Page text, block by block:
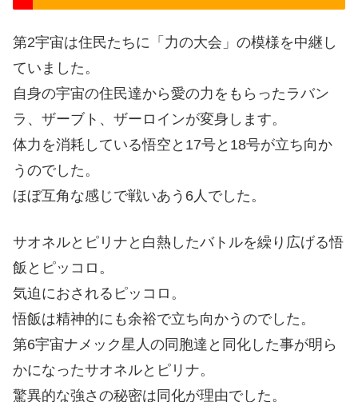
第2宇宙は住民たちに「力の大会」の模様を中継し
ていました。
自身の宇宙の住民達から愛の力をもらったラバン
ラ、ザーブト、ザーロインが変身します。
体力を消耗している悟空と17号と18号が立ち向か
うのでした。
ほぼ互角な感じで戦いあう6人でした。
サオネルとピリナと白熱したバトルを繰り広げる悟
飯とピッコロ。
気迫におされるピッコロ。
悟飯は精神的にも余裕で立ち向かうのでした。
第6宇宙ナメック星人の同胞達と同化した事が明ら
かになったサオネルとピリナ。
驚異的な強さの秘密は同化が理由でした。